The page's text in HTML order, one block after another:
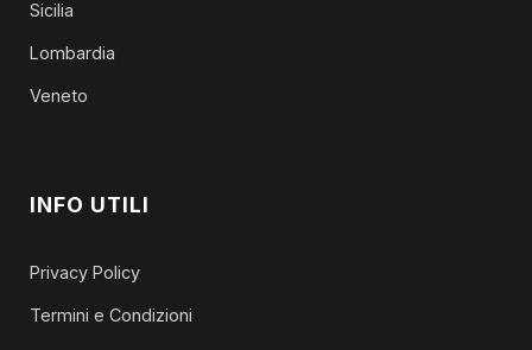
Sicilia
Lombardia
Veneto
INFO UTILI
Privacy Policy
Termini e Condizioni